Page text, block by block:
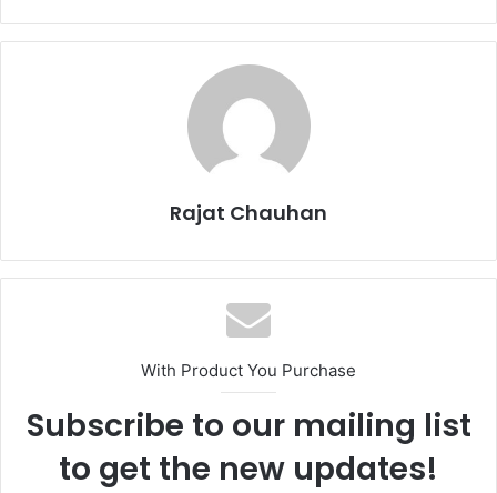
Rajat Chauhan
With Product You Purchase
Subscribe to our mailing list
to get the new updates!